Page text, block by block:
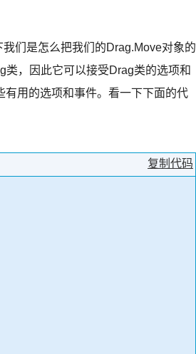
们是怎么把我们的Drag.Move对象的
，因此它可以接受Drag类的选项和
用的选项和事件。看一下下面的代
复制代码